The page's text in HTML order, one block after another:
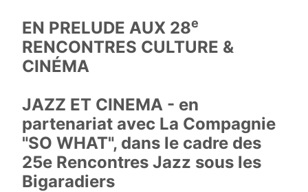
EN PRELUDE AUX 28e
RENCONTRES CULTURE &
CINÉMA
JAZZ ET CINEMA - en
partenariat avec La Compagnie
"SO WHAT", dans le cadre des
25e Rencontres Jazz sous les
Bigaradiers